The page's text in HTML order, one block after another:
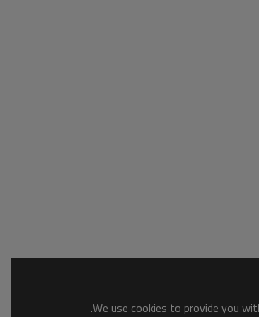
We use cookies to provide you